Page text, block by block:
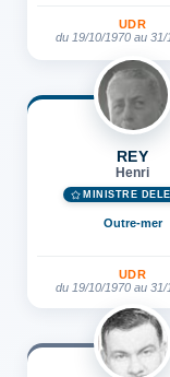
UDR
du 19/10/1970 au 31/
REY
Henri
MINISTRE
Outre-mer
UDR
du 19/10/1970 au 31/